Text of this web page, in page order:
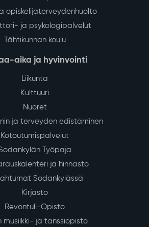
opiskelijaterveydenhuolto
ja psykologipalvelut
Tähtikunnan koulu
aika ja hyvinvointi
Liikunta
Kulttuuri
Nuoret
ja terveyden edistäminen
Kotoutumispalvelut
Työpaja
ja hinnasto
Sodankylässä
Kirjasto
Revontuli-Opisto
musiikki- ja tanssiopisto